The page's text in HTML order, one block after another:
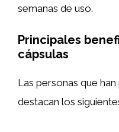
semanas de uso.
Principales
cápsulas
Las personas que
destacan los